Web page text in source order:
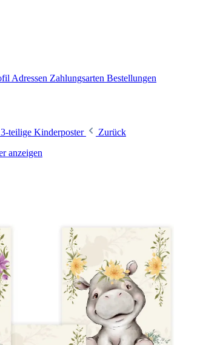
Adressen Zahlungsarten Bestellungen
3-teilige Kinderposter
Zurück
anzeigen